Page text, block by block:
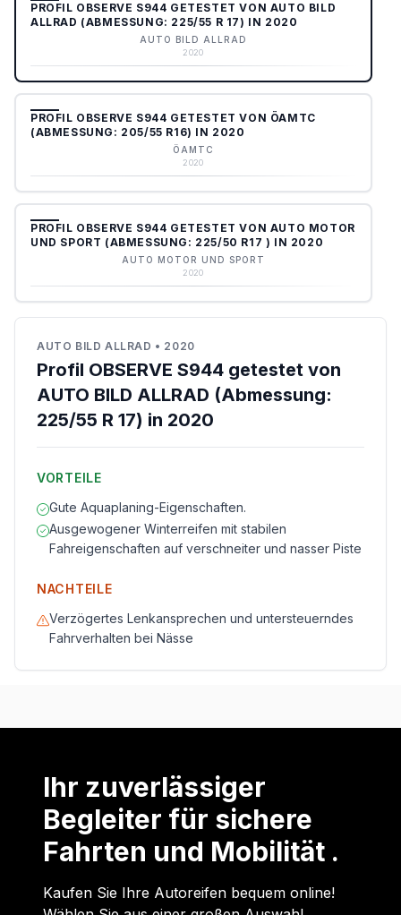
PROFIL OBSERVE S944 GETESTET VON AUTO BILD
ALLRAD (ABMESSUNG: 225/55 R 17) IN 2020
AUTO BILD ALLRAD
2020
PROFIL OBSERVE S944 GETESTET VON ÖAMTC
(ABMESSUNG: 205/55 R16) IN 2020
ÖAMTC
2020
PROFIL OBSERVE S944 GETESTET VON AUTO MOTOR
UND SPORT (ABMESSUNG: 225/50 R17 ) IN 2020
AUTO MOTOR UND SPORT
2020
AUTO BILD ALLRAD • 2020
Profil OBSERVE S944 getestet von
AUTO BILD ALLRAD (Abmessung:
225/55 R 17) in 2020
VORTEILE
Gute Aquaplaning-Eigenschaften.
Ausgewogener Winterreifen mit stabilen
Fahreigenschaften auf verschneiter und nasser Piste
NACHTEILE
Verzögertes Lenkansprechen und untersteuerndes
Fahrverhalten bei Nässe
Ihr zuverlässiger
Begleiter für sichere
Fahrten und Mobilität .
Kaufen Sie Ihre Autoreifen bequem online!